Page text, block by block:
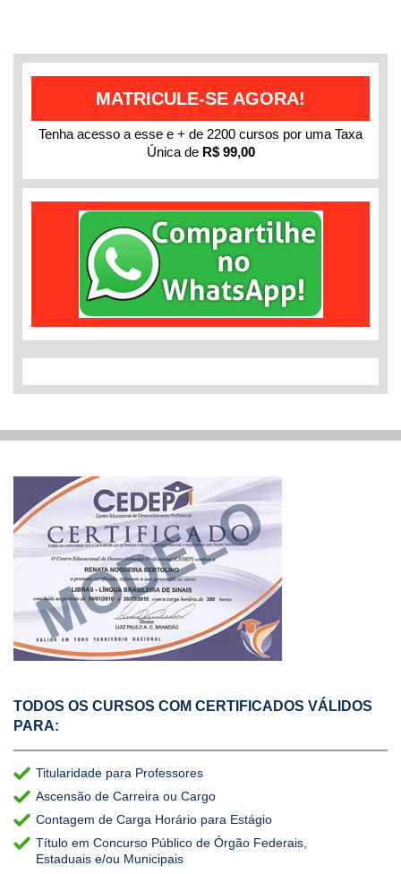
MATRICULE-SE AGORA!
Tenha acesso a esse e + de 2200 cursos por uma Taxa
Única de R$ 99,00
TODOS OS CURSOS COM CERTIFICADOS VÁLIDOS
PARA:
Titularidade para Professores
Ascensão de Carreira ou Cargo
Contagem de Carga Horário para Estágio
Título em Concurso Público de Órgão Federais,
Estaduais e/ou Municipais